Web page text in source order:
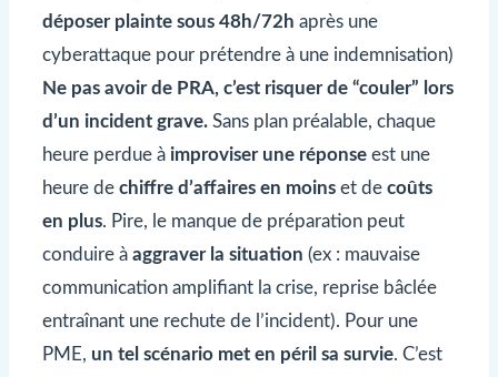
déposer plainte sous 48h/72h après une
cyberattaque pour prétendre à une indemnisation)
Ne pas avoir de PRA, c’est risquer de “couler” lors
d’un incident grave. Sans plan préalable, chaque
heure perdue àimproviser une réponse est une
heure dechiffre d’affaires en moins et decoûts
en plus. Pire, le manque de préparation peut
conduire àaggraver la situation (ex : mauvaise
communication amplifiant la crise, reprise bâclée
entraînant une rechute de l’incident). Pour une
PME, un tel scénario met en péril sa survie. C’est